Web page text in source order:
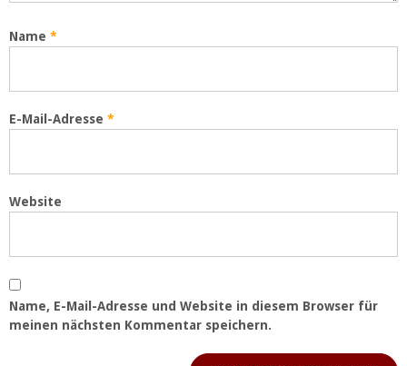
Name *
E-Mail-Adresse *
Website
Name, E-Mail-Adresse und Website in diesem Browser für
meinen nächsten Kommentar speichern.